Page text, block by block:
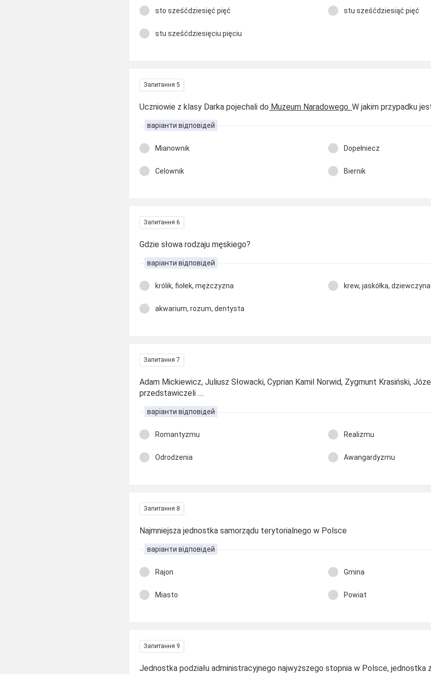
sto sześćdziesięć pięć stu sześćdziesiąć pięć
stu sześćdziesięciu pięciu
Запитання 5
Uczniowie z klasy Darka pojechali do Muzeum Naradowego.W jakim przypadku
варіанти відповідей
Mianownik Dopełniecz
Celownik Biernik
Запитання 6
Gdzie słowa rodzaju męskiego?
варіанти відповідей
królik, fiołek, mężczyzna krew, jaskółka, dziewczyna
akwarium, rozum, dentysta
Запитання 7
Adam Mickiewicz, Juliusz Słowacki, Cyprian Kamil Norwid, Zygmunt Krasiński,
przedstawiczeli ....
варіанти відповідей
Romantyzmu Realizmu
Odrodzenia Awangardyzmu
Запитання 8
Najmniejsza jednostka samorządu terytorialnego w Polsce
варіанти відповідей
Rajon Gmina
Miasto Powiat
Запитання 9
Jednostka podziału administracyjnego najwyższego stopnia w Polsce, jednostka